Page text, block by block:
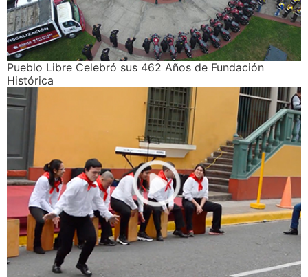
Pueblo Libre Celebró sus 462 Años de Fundación
Histórica